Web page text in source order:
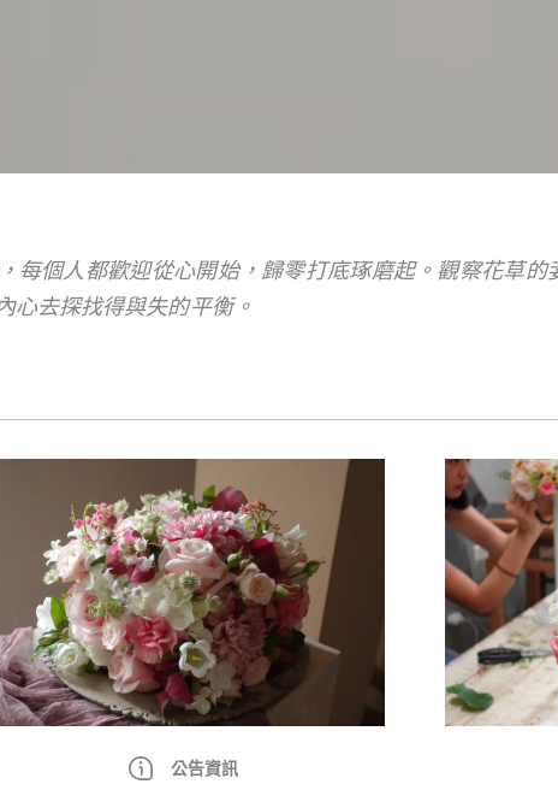
每個人都歡迎從心開始，歸零打底琢磨起。觀察花草的
心去探找得與失的平衡。
公告資訊